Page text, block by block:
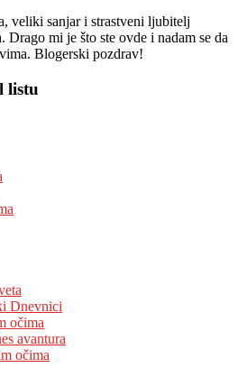
veliki sanjar i strastveni ljubitelj
Drago mi je što ste ovde i nadam se da
Blogerski pozdrav!
listu
Dnevnici
očima
avantura
očima